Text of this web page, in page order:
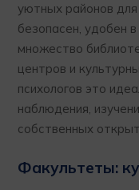
уютных районов
безопасен, удобен
множество
центров и
психологов это
наблюдения,
собственных
Факультеты: